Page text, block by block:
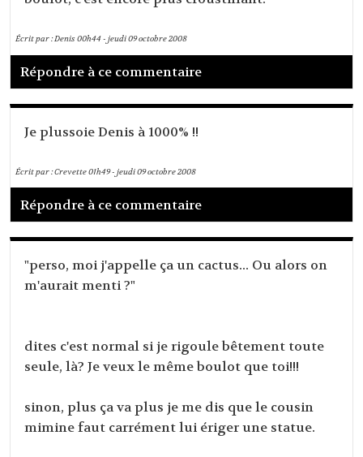
Écrit par :Denis00h44-jeudi 09octobre 2008
Répondre à ce commentaire
Je plussoie Denis à 1000% !!
Écrit par :Crevette01h49-jeudi 09octobre 2008
Répondre à ce commentaire
"perso, moi j'appelle ça un cactus... Ou alors on
m'aurait menti ?"
dites c'est normal si je rigoule bêtement toute
seule, là? Je veux le même boulot que toi!!!
sinon, plus ça va plus je me dis que le cousin
mimine faut carrément lui ériger une statue.